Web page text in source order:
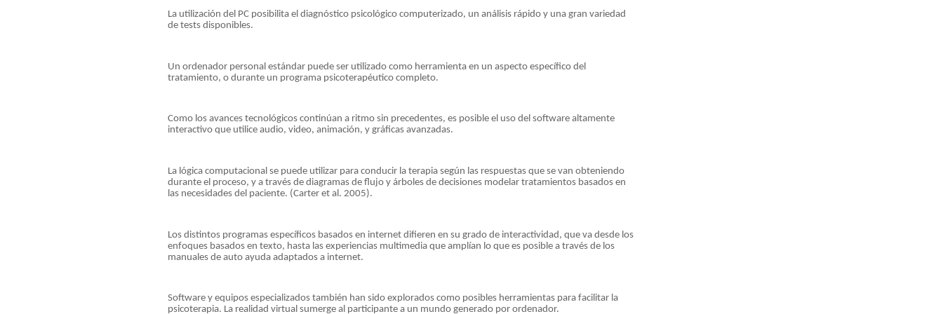
La utilización del PC posibilita el diagnóstico psicológico computerizado, un análisis rápido y una gran variedad
de tests disponibles.
Un ordenador personal estándar puede ser utilizado como herramienta en un aspecto específico del
tratamiento, o durante un programa psicoterapéutico completo.
Como los avances tecnológicos continúan a ritmo sin precedentes, es posible el uso del software altamente
interactivo que utilice audio, video, animación, y gráficas avanzadas.
La lógica computacional se puede utilizar para conducir la terapia según las respuestas que se van obteniendo
durante el proceso, y a través de diagramas de flujo y árboles de decisiones modelar tratamientos basados en
las necesidades del paciente. (Carter et al. 2005).
Los distintos programas específicos basados en internet difieren en su grado de interactividad, que va desde los
enfoques basados en texto, hasta las experiencias multimedia que amplían lo que es posible a través de los
manuales de auto ayuda adaptados a internet.
Software y equipos especializados también han sido explorados como posibles herramientas para facilitar la
psicoterapia. La realidad virtual sumerge al participante a un mundo generado por ordenador.